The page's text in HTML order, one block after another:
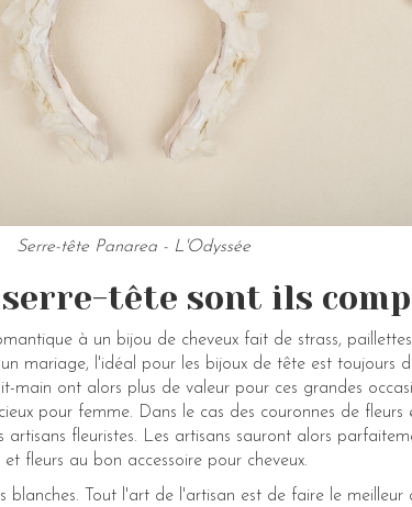
Serre-tête Panarea - L'Odyssée
tête sont ils
à un bijou de cheveux fait de strass,
mariage, l'idéal pour les bijoux de tête est toujours
main ont alors plus de valeur pour ces grandes
pour femme. Dans le cas des couronnes de fleurs
fleuristes. Les artisans sauront alors
et fleurs au bon accessoire pour cheveux.
blanches. Tout l'art de l'artisan est de faire le